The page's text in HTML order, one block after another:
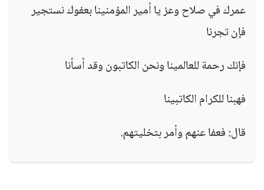
عمرك في صلاح وعز يا أمير المؤمنينا بعفوك نستجير
فإن تجرنا
فإنك رحمة للعالمينا ونحن الكاتبون وقد أسأنا
فهبنا للكرام الكاتبينا
قال: فعفا عنهم وأمر بتخليتهم.